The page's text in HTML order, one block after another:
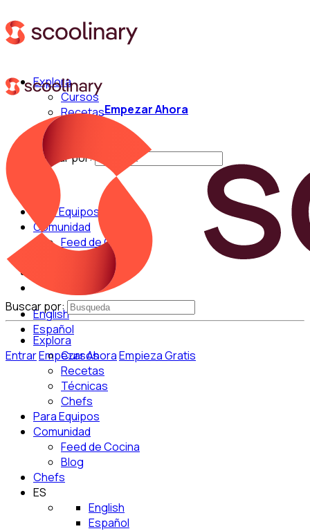
Explora
Cursos
Recetas
Buscar por:
Para Equipos
Comunidad
Feed de Cocina
English
Español
EntrarEmpezar AhoraEmpieza Gratis
Empezar Ahora
Buscar por:
Explora
Cursos
Recetas
Técnicas
Chefs
Para Equipos
Comunidad
Feed de Cocina
Blog
Chefs
ES
English
Español